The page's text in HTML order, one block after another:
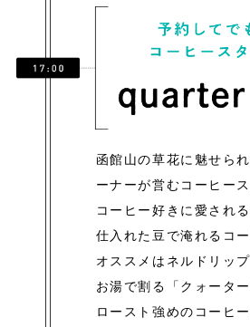
函館山の草花に魅せら
ーナーが営むコーヒー
コーヒー好きに愛され
仕入れた豆で淹れるコ
オススメはネルドリッ
お湯で割る「クォータ
ロースト強めのコーヒ